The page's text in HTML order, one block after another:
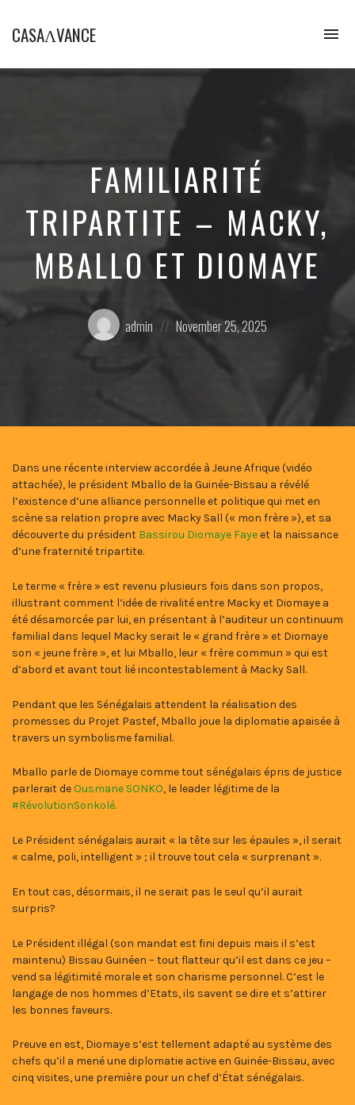
CASAɅVANCE
Casamance
FAMILIARITÉ
TRIPARTITE – MACKY,
MBALLO ET DIOMAYE
Posted
by:
admin
Posted
on
November 25, 2025
Dans une récente interview accordée à Jeune Afrique (vidéo
attachée), le président Mballo de la Guinée-Bissau a révélé
l’existence d’une alliance personnelle et politique qui met en
scène sa relation propre avec Macky Sall (« mon frère »), et sa
découverte du président Bassirou Diomaye Fayeet la naissance
d’une fraternité tripartite.
Le terme « frère » est revenu plusieurs fois dans son propos,
illustrant comment l’idée de rivalité entre Macky et Diomaye a
été désamorcée par lui, en présentant à l’auditeur un continuum
familial dans lequel Macky serait le « grand frère » et Diomaye
son « jeune frère », et lui Mballo, leur « frère commun » qui est
d’abord et avant tout lié incontestablement à Macky Sall.
Pendant que les Sénégalais attendent la réalisation des
promesses du Projet Pastef, Mballo joue la diplomatie apaisée à
travers un symbolisme familial.
Mballo parle de Diomaye comme tout sénégalais épris de justice
parlerait deOusmane SONKO, le leader légitime de la
#RévolutionSonkolé.
Le Président sénégalais aurait « la tête sur les épaules », il serait
« calme, poli, intelligent » ; il trouve tout cela « surprenant ».
En tout cas, désormais, il ne serait pas le seul qu’il aurait
surpris?
Le Président illégal (son mandat est fini depuis mais il s’est
maintenu) Bissau Guinéen – tout flatteur qu’il est dans ce jeu –
vend sa légitimité morale et son charisme personnel. C’est le
langage de nos hommes d’Etats, ils savent se dire et s’attirer
les bonnes faveurs.
Preuve en est, Diomaye s’est tellement adapté au système des
chefs qu’il a mené une diplomatie active en Guinée-Bissau, avec
cinq visites, une première pour un chef d’État sénégalais.